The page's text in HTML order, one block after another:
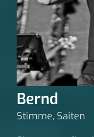
Bernd
Stimme, Saiten